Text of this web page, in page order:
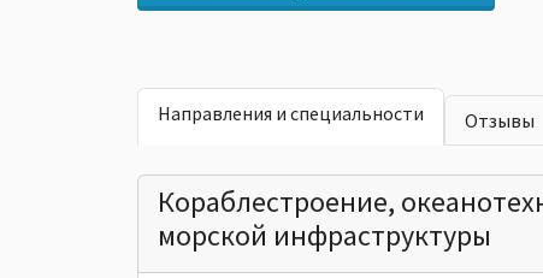
Направления и специальности Отзывы
Кораблестроение,
морской инфраструктуры